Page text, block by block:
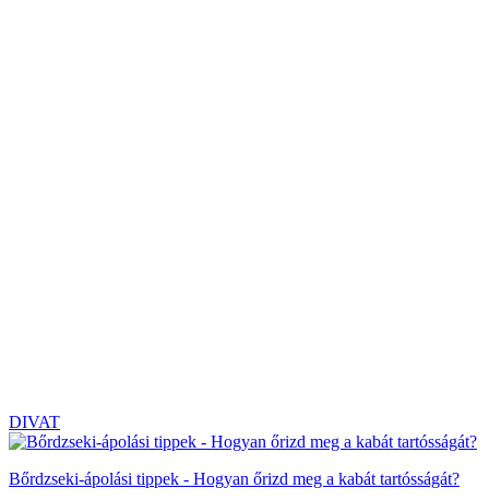
DIVAT
Bőrdzseki-ápolási tippek - Hogyan őrizd meg a kabát tartósságát?